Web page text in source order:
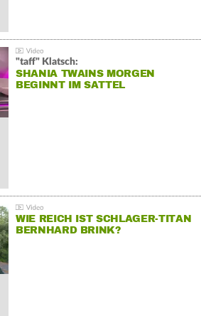
"taff" Klatsch:
SHANIA TWAINS MORGEN
BEGINNT IM SATTEL
WIE REICH IST SCHLAGER-TITAN
BERNHARD BRINK?